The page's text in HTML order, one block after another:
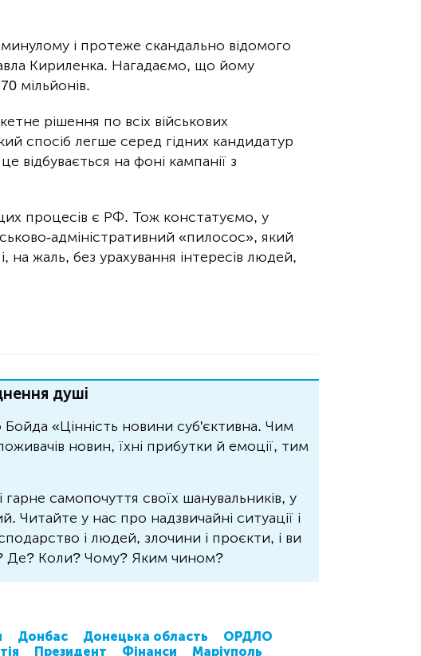
і протеже скандально відомого
Кириленка. Нагадаємо, що йому
мільйонів.
рішення по всіх військових
спосіб легше серед гідних кандидатур
відбувається на фоні кампанії з
процесів є РФ. Тож констатуємо, у
адміністративний «пилосос», який
жаль, без урахування інтересів людей,
душі
«Цінність новини суб'єктивна. Чим
новин, їхні прибутки й емоції, тим
самопочуття своїх шанувальників, у
Читайте у нас про надзвичайні ситуації і
і людей, злочини і проєкти, і ви
Де? Коли? Чому? Яким чином?
Донбас Донецька область
ОРДЛО
Президент Фінанси
Маріуполь